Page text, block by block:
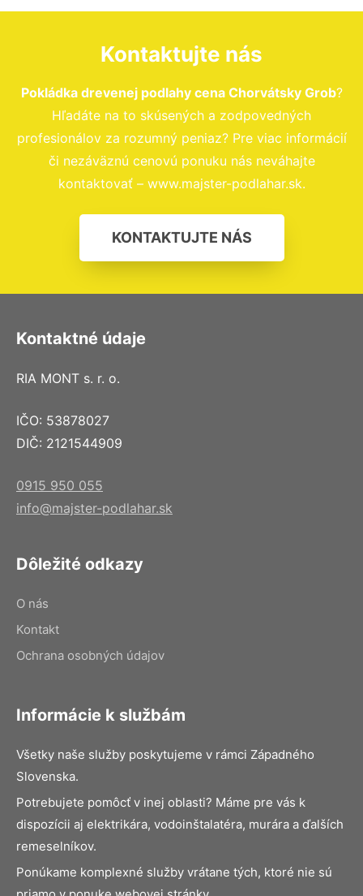
Kontaktujte nás
Pokládka drevenej podlahy cena Chorvátsky Grob?
Hľadáte na to skúsených a zodpovedných
profesionálov za rozumný peniaz? Pre viac informácií
či nezáväznú cenovú ponuku nás neváhajte
kontaktovať – www.majster-podlahar.sk.
KONTAKTUJTE NÁS
Kontaktné údaje
RIA MONT s. r. o.
IČO: 53878027
DIČ: 2121544909
0915 950 055
info@majster-podlahar.sk
Dôležité odkazy
O nás
Kontakt
Ochrana osobných údajov
Informácie k službám
Všetky naše služby poskytujeme v rámci Západného
Slovenska.
Potrebujete pomôcť v inej oblasti? Máme pre vás k
dispozícii aj elektrikára, vodoinštalatéra, murára a ďalších
remeselníkov.
Ponúkame komplexné služby vrátane tých, ktoré nie sú